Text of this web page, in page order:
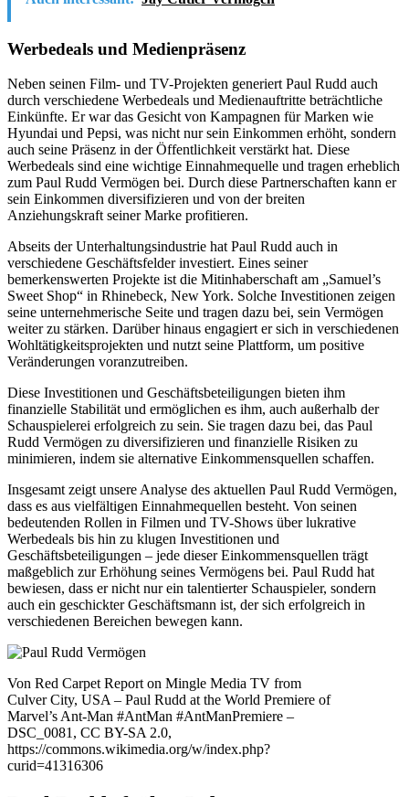
Werbedeals und Medienpräsenz
Neben seinen Film- und TV-Projekten generiert Paul Rudd auch
durch verschiedene Werbedeals und Medienauftritte beträchtliche
Einkünfte. Er war das Gesicht von Kampagnen für Marken wie
Hyundai und Pepsi, was nicht nur sein Einkommen erhöht, sondern
auch seine Präsenz in der Öffentlichkeit verstärkt hat. Diese
Werbedeals sind eine wichtige Einnahmequelle und tragen erheblich
zum Paul Rudd Vermögen bei. Durch diese Partnerschaften kann er
sein Einkommen diversifizieren und von der breiten
Anziehungskraft seiner Marke profitieren.
Abseits der Unterhaltungsindustrie hat Paul Rudd auch in
verschiedene Geschäftsfelder investiert. Eines seiner
bemerkenswerten Projekte ist die Mitinhaberschaft am „Samuel’s
Sweet Shop“ in Rhinebeck, New York. Solche Investitionen zeigen
seine unternehmerische Seite und tragen dazu bei, sein Vermögen
weiter zu stärken. Darüber hinaus engagiert er sich in verschiedenen
Wohltätigkeitsprojekten und nutzt seine Plattform, um positive
Veränderungen voranzutreiben.
Diese Investitionen und Geschäftsbeteiligungen bieten ihm
finanzielle Stabilität und ermöglichen es ihm, auch außerhalb der
Schauspielerei erfolgreich zu sein. Sie tragen dazu bei, das Paul
Rudd Vermögen zu diversifizieren und finanzielle Risiken zu
minimieren, indem sie alternative Einkommensquellen schaffen.
Insgesamt zeigt unsere Analyse des aktuellen Paul Rudd Vermögen,
dass es aus vielfältigen Einnahmequellen besteht. Von seinen
bedeutenden Rollen in Filmen und TV-Shows über lukrative
Werbedeals bis hin zu klugen Investitionen und
Geschäftsbeteiligungen – jede dieser Einkommensquellen trägt
maßgeblich zur Erhöhung seines Vermögens bei. Paul Rudd hat
bewiesen, dass er nicht nur ein talentierter Schauspieler, sondern
auch ein geschickter Geschäftsmann ist, der sich erfolgreich in
verschiedenen Bereichen bewegen kann.
Von Red Carpet Report on Mingle Media TV from
Culver City, USA – Paul Rudd at the World Premiere of
Marvel’s Ant-Man #AntMan #AntManPremiere –
DSC_0081, CC BY-SA 2.0,
https://commons.wikimedia.org/w/index.php?
curid=41316306